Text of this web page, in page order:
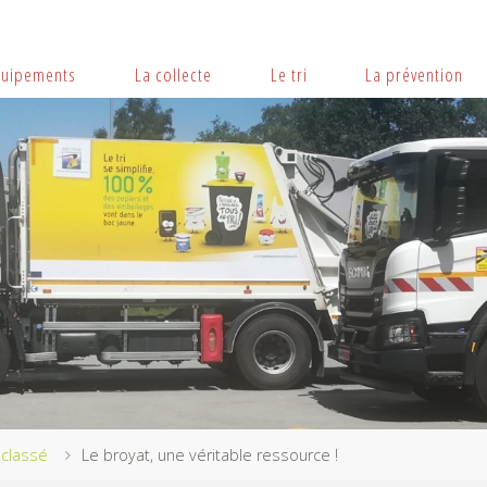
La collecte Le tri La prévention
Le broyat, une véritable ressource !